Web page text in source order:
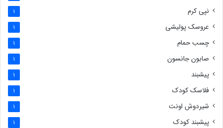
نپی کرم 1
عروسک پولیشی 1
چسب حمام 1
صابون جانسون 1
پیشبند 1
فلاسک کودک 1
شیردوش اونت 1
پیشبند کودک 1